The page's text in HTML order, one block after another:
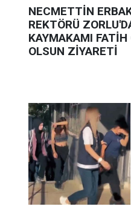
NECMETTİN
REKTÖRÜ
KAYMAKAMI FATİH
OLSUN ZİYARETİ